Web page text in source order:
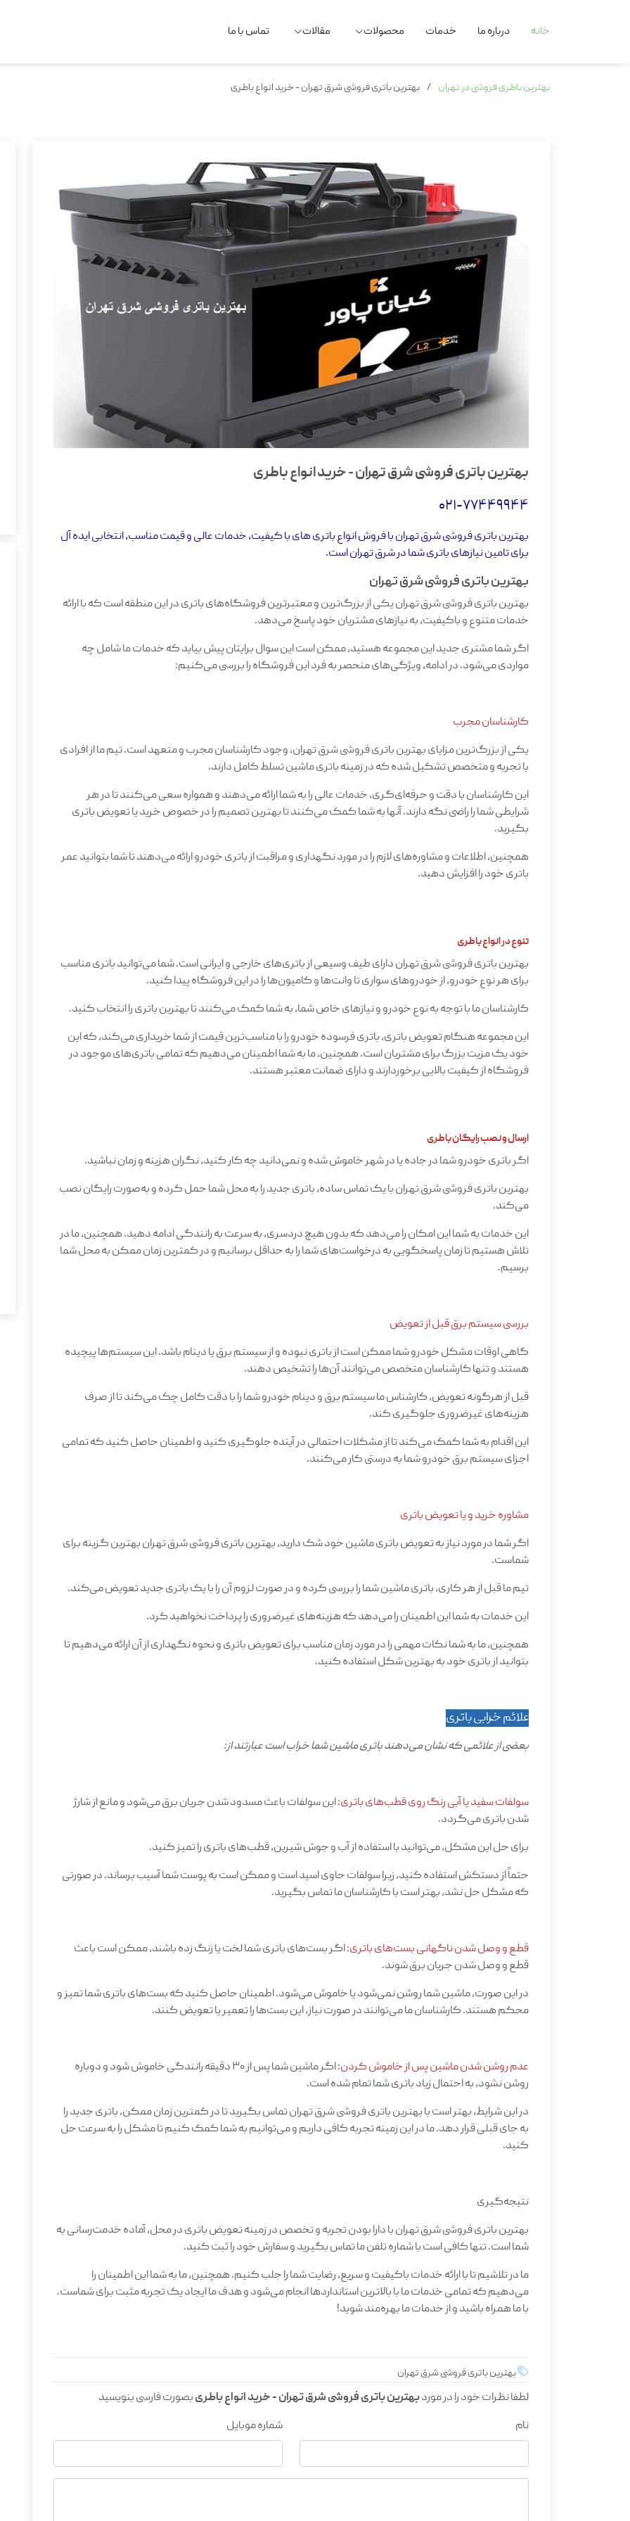
خانه درباره ما خدمات محصولات مقالات تماس با ما
بهترین باطری فروشی در تهران بهترین باتری فروشی شرق تهران - خرید انواع باطری
بهترین باتری فروشی شرق تهران - خرید انواع باطری
021-77449944
بهترین باتری فروشی شرق تهران با فروش انواع باتری های با کیفیت، خدمات عالی و قیمت مناسب، انتخابی ایده آل
برای تامین نیازهای باتری شما در شرق تهران است.
بهترین باتری فروشی شرق تهران
بهترین باتری فروشی شرق تهران یکی از بزرگ‌ترین و معتبرترین فروشگاه‌های باتری در این منطقه است که با ارائه
خدمات متنوع و باکیفیت، به نیازهای مشتریان خود پاسخ می‌دهد.
اگر شما مشتری جدید این مجموعه هستید، ممکن است این سوال برایتان پیش بیاید که خدمات ما شامل چه
مواردی می‌شود. در ادامه، ویژگی‌های منحصر به فرد این فروشگاه را بررسی می‌کنیم:
کارشناسان مجرب
یکی از بزرگ‌ترین مزایای بهترین باتری فروشی شرق تهران، وجود کارشناسان مجرب و متعهد است. تیم ما از افرادی
با تجربه و متخصص تشکیل شده که در زمینه باتری ماشین تسلط کامل دارند.
این کارشناسان با دقت و حرفه‌ای‌گری، خدمات عالی را به شما ارائه می‌دهند و همواره سعی می‌کنند تا در هر
شرایطی شما را راضی نگه دارند. آنها به شما کمک می‌کنند تا بهترین تصمیم را در خصوص خرید یا تعویض باتری
بگیرید.
همچنین، اطلاعات و مشاوره‌های لازم را در مورد نگهداری و مراقبت از باتری خودرو ارائه می‌دهند تا شما بتوانید عمر
باتری خود را افزایش دهید.
تنوع در انواع باطری
بهترین باتری فروشی شرق تهران دارای طیف وسیعی از باتری‌های خارجی و ایرانی است. شما می‌توانید باتری مناسب
برای هر نوع خودرو، از خودروهای سواری تا وانت‌ها و کامیون‌ها را در این فروشگاه پیدا کنید.
کارشناسان ما با توجه به نوع خودرو و نیازهای خاص شما، به شما کمک می‌کنند تا بهترین باتری را انتخاب کنید.
این مجموعه هنگام تعویض باتری، باتری فرسوده خودرو را با مناسب‌ترین قیمت از شما خریداری می‌کند، که این
خود یک مزیت بزرگ برای مشتریان است. همچنین، ما به شما اطمینان می‌دهیم که تمامی باتری‌های موجود در
فروشگاه از کیفیت بالایی برخوردارند و دارای ضمانت معتبر هستند.
ارسال و نصب رایگان باطری
اگر باتری خودرو شما در جاده یا در شهر خاموش شده و نمی‌دانید چه کار کنید، نگران هزینه و زمان نباشید.
بهترین باتری فروشی شرق تهران با یک تماس ساده، باتری جدید را به محل شما حمل کرده و به‌صورت رایگان نصب
می‌کند.
این خدمات به شما این امکان را می‌دهد که بدون هیچ دردسری، به سرعت به رانندگی ادامه دهید. همچنین، ما در
تلاش هستیم تا زمان پاسخگویی به درخواست‌های شما را به حداقل برسانیم و در کمترین زمان ممکن به محل شما
برسیم.
بررسی سیستم برق قبل از تعویض
گاهی اوقات مشکل خودرو شما ممکن است از باتری نبوده و از سیستم برق یا دینام باشد. این سیستم‌ها پیچیده
هستند و تنها کارشناسان متخصص می‌توانند آن‌ها را تشخیص دهند.
قبل از هرگونه تعویض، کارشناس ما سیستم برق و دینام خودرو شما را با دقت کامل چک می‌کند تا از صرف
هزینه‌های غیرضروری جلوگیری کند.
این اقدام به شما کمک می‌کند تا از مشکلات احتمالی در آینده جلوگیری کنید و اطمینان حاصل کنید که تمامی
اجزای سیستم برق خودرو شما به درستی کار می‌کنند.
مشاوره خرید و یا تعویض باتری
اگر شما در مورد نیاز به تعویض باتری ماشین خود شک دارید، بهترین باتری فروشی شرق تهران بهترین گزینه برای
شماست.
تیم ما قبل از هر کاری، باتری ماشین شما را بررسی کرده و در صورت لزوم آن را با یک باتری جدید تعویض می‌کند.
این خدمات به شما این اطمینان را می‌دهد که هزینه‌های غیرضروری را پرداخت نخواهید کرد.
همچنین، ما به شما نکات مهمی را در مورد زمان مناسب برای تعویض باتری و نحوه نگهداری از آن ارائه می‌دهیم تا
بتوانید از باتری خود به بهترین شکل استفاده کنید.
علائم خرابی باتری
بعضی از علائمی که نشان می‌دهند باتری ماشین شما خراب است عبارتند از:
سولفات سفید یا آبی رنگ روی قطب‌های باتری: این سولفات باعث مسدود شدن جریان برق می‌شود و مانع از شارژ
شدن باتری می‌گردد.
برای حل این مشکل، می‌توانید با استفاده از آب و جوش شیرین، قطب‌های باتری را تمیز کنید.
حتماً از دستکش استفاده کنید، زیرا سولفات حاوی اسید است و ممکن است به پوست شما آسیب برساند. در صورتی
که مشکل حل نشد، بهتر است با کارشناسان ما تماس بگیرید.
قطع و وصل شدن ناگهانی بست‌های باتری: اگر بست‌های باتری شما لخت یا زنگ زده باشند، ممکن است باعث
قطع و وصل شدن جریان برق شوند.
در این صورت، ماشین شما روشن نمی‌شود یا خاموش می‌شود. اطمینان حاصل کنید که بست‌های باتری شما تمیز و
محکم هستند. کارشناسان ما می‌توانند در صورت نیاز، این بست‌ها را تعمیر یا تعویض کنند.
عدم روشن شدن ماشین پس از خاموش کردن
: اگر ماشین شما پس از ۳۰ دقیقه رانندگی خاموش شود و دوباره
روشن نشود، به احتمال زیاد باتری شما تمام شده است.
در این شرایط، بهتر است با بهترین باتری فروشی شرق تهران تماس بگیرید تا در کمترین زمان ممکن، باتری جدید را
به جای قبلی قرار دهد. ما در این زمینه تجربه کافی داریم و می‌توانیم به شما کمک کنیم تا مشکل را به سرعت حل
کنید.
نتیجه‌گیری
بهترین باتری فروشی شرق تهران با دارا بودن تجربه و تخصص در زمینه تعویض باتری در محل، آماده خدمت‌رسانی به
شما است. تنها کافی است با شماره تلفن ما تماس بگیرید و سفارش خود را ثبت کنید.
ما در تلاشیم تا با ارائه خدمات باکیفیت و سریع، رضایت شما را جلب کنیم. همچنین، ما به شما این اطمینان را
می‌دهیم که تمامی خدمات ما با بالاترین استانداردها انجام می‌شود و هدف ما ایجاد یک تجربه مثبت برای شماست.
با ما همراه باشید و از خدمات ما بهره‌مند شوید!
بهترین باتری فروشی شرق تهران
لطفا نظرات خود را در موردبهترین باتری فروشی شرق تهران - خرید انواع باطریبصورت فارسی بنویسید
نام
شماره موبایل